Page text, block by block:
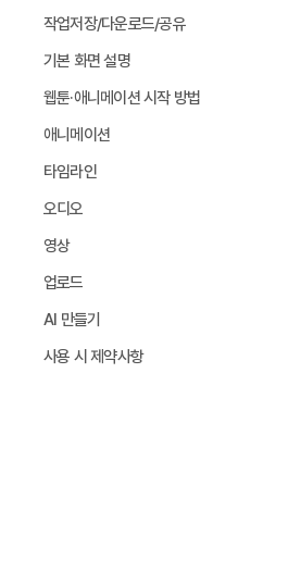
작업저장/다운로드/공유
기본 화면 설명
웹툰·애니메이션 시작 방법
애니메이션
타임라인
오디오
영상
업로드
AI 만들기
사용 시 제약사항